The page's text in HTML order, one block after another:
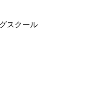
スクール